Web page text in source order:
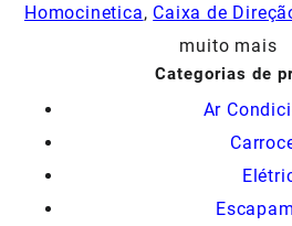
Homocinetica, Caixa de
muito mais
Categorias de
Ar